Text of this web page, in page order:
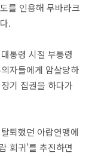
를 인용해 무바라크
.
통령 시절 부통령
자들에게 암살당하
기 집권을 하다가
퇴했던 아랍연맹에
회귀’를 추진하면